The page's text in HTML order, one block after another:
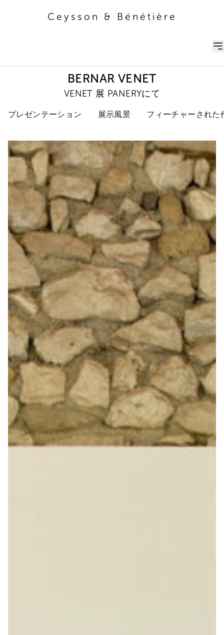
Ceysson & Bénétière
BERNAR VENET
VENET 展 PANERYにて
プレゼンテーション 展示風景 フィーチャーされた